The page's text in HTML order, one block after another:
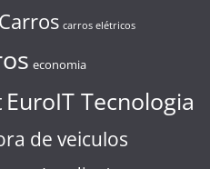
Carros carros elétricos
economia
EuroIT Tecnologia
de veiculos